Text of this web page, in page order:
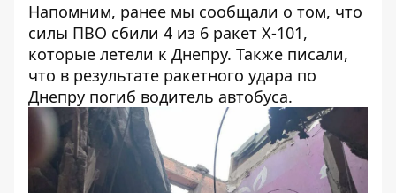
Напомним, ранее мы сообщали о том, что
силы ПВО сбили 4 из 6 ракет Х-101,
которые летели к Днепру. Также писали,
что в результате ракетного удара по
Днепру погиб водитель автобуса.